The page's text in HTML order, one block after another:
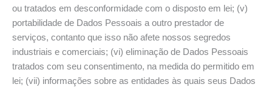
ou tratados em desconformidade com o disposto em lei; (v)
portabilidade de Dados Pessoais a outro prestador de
serviços, contanto que isso não afete nossos segredos
industriais e comerciais; (vi) eliminação de Dados Pessoais
tratados com seu consentimento, na medida do permitido em
lei; (vii) informações sobre as entidades às quais seus Dados